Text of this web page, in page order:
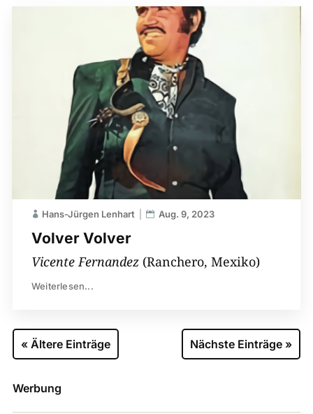
Volver Volver
Hans-Jürgen Lenhart Aug. 9, 2023
Vicente Fernandez (Ranchero, Mexiko)
Weiterlesen...
« Ältere Einträge Nächste Einträge »
Werbung